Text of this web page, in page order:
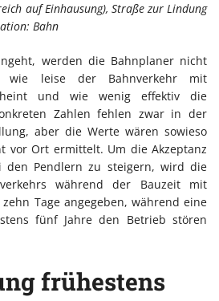
auf Einhausung), Straße zur Lindung
Bahn
werden die Bahnplaner nicht
wie leise der Bahnverkehr mit
und wie wenig effektiv die
Zahlen fehlen zwar in der
aber die Werte wären sowieso
vor Ort ermittelt. Um die Akzeptanz
den Pendlern zu steigern, wird die
während der Bauzeit mit
Tage angegeben, während eine
fünf Jahre den Betrieb stören
frühestens